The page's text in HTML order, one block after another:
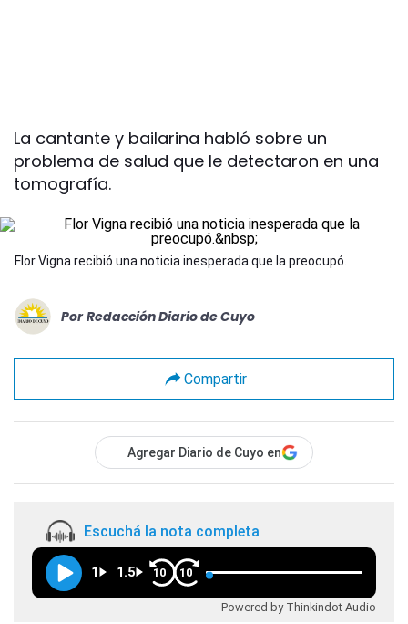
La cantante y bailarina habló sobre un
problema de salud que le detectaron en una
tomografía.
Flor Vigna recibió una noticia inesperada que la preocupó.
Por Redacción Diario de Cuyo
Compartir
Agregar Diario de Cuyo en
Escuchá la nota completa
1 1.5 10 10
Powered by Thinkindot Audio